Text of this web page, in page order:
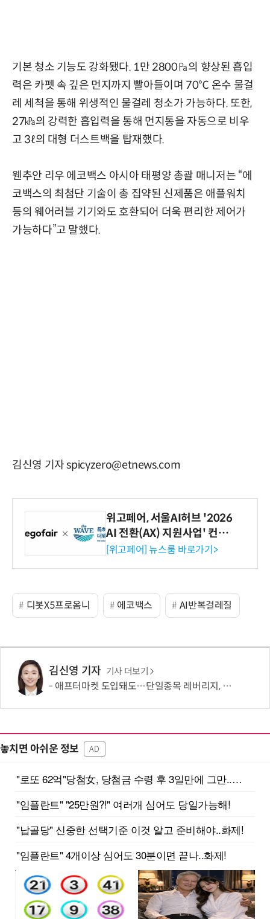
기본 청소 기능도 강화됐다. 1만 2800㎩의 향상된 흡입
력은 카펫 속 깊은 먼지까지 빨아들이며 70℃ 온수 물걸
레 세척을 통해 위생적인 물걸레 청소가 가능하다. 또한,
27㎪의 강력한 흡입력을 통해 먼지통을 자동으로 비우
고 3ℓ의 대형 더스트백을 탑재했다.
웬추안 리우 에코백스 아시아 태평양 총괄 매니저는 “에
코백스의 최첨단 기술이 총 집약된 신제품은 애플워치
등의 웨어러블 기기와도 호환되어 더욱 편리한 제어가
가능하다”고 말했다.
김신영 기자 spicyzero@etnews.com
위고페어, 서울AI허브 '2026
AI 전환(AX) 지원사업' 컨소
시엄 선정
[위고페어] 뉴스룸 바로가기>
디봇X5프로옴니 에코백스 AI반복걸레질
김신영 기자 기사 더보기
애프터마켓 도입돼도…단일종목 레버리지, 거래 가능성 희박
놓치면 아쉬운 정보 AD